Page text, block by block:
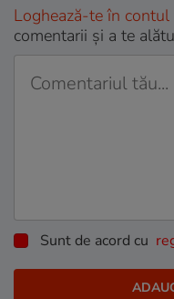
Loghează-te în contul
comentarii și a te
Sunt de acord cu